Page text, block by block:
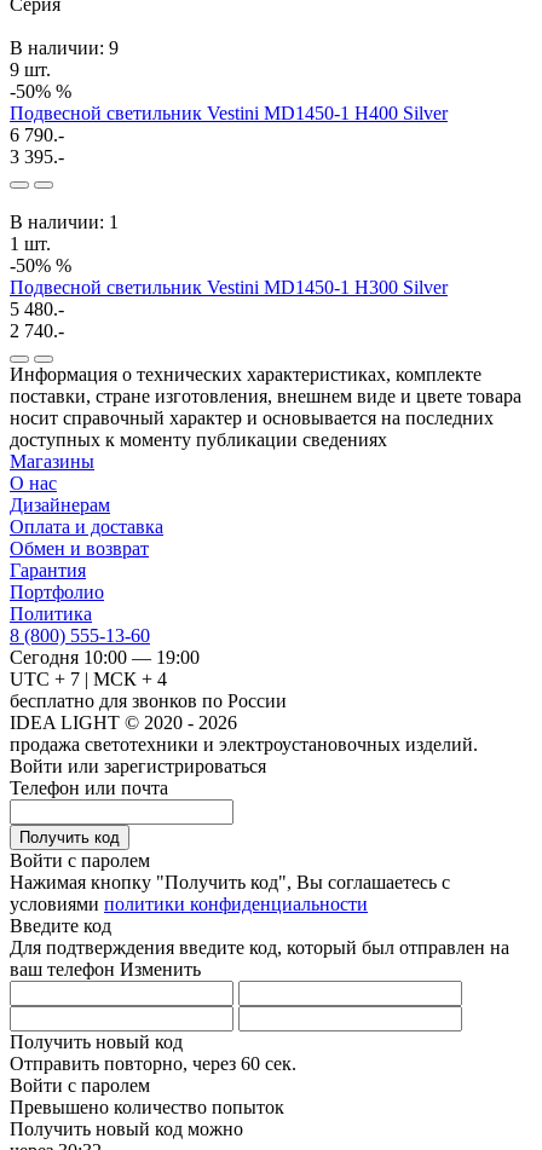
В наличии: 9
9 шт.
-50% %
Подвесной светильник Vestini MD1450-1 H400 Silver
6 790.-
3 395.-
В наличии: 1
1 шт.
-50% %
Подвесной светильник Vestini MD1450-1 H300 Silver
5 480.-
2 740.-
Информация о технических характеристиках, комплекте
поставки, стране изготовления, внешнем виде и цвете товара
носит справочный характер и основывается на последних
доступных к моменту публикации сведениях
Магазины
О нас
Дизайнерам
Оплата и доставка
Обмен и возврат
Гарантия
Портфолио
Политика
8 (800) 555-13-60
Сегодня 10:00 — 19:00
UTC + 7 | МСК + 4
бесплатно для звонков по России
IDEA LIGHT © 2020 - 2026
продажа светотехники и электроустановочных изделий.
Войти или зарегистрироваться
Телефон или почта
Получить код
Войти с паролем
Нажимая кнопку "Получить код", Вы соглашаетесь с
условиями политики конфиденциальности
Введите код
Для подтверждения введите код, который был отправлен на
ваш телефон Изменить
Получить новый код
Отправить повторно, через 60 сек.
Войти с паролем
Превышено количество попыток
Получить новый код можно